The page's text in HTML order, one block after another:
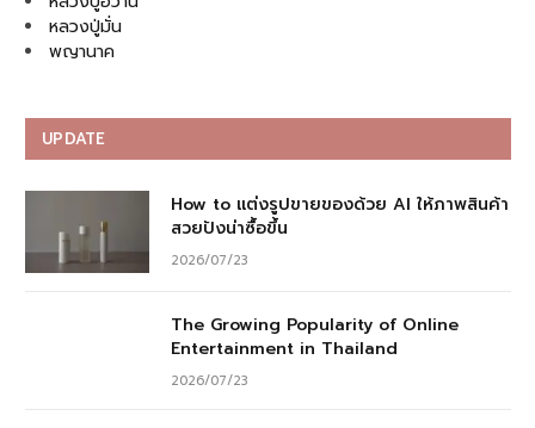
หลวงปู่มั่น
พญานาค
UPDATE
How to แต่งรูปขายของด้วย AI ให้ภาพสินค้า
สวยปังน่าซื้อขึ้น
2026/07/23
The Growing Popularity of Online
Entertainment in Thailand
2026/07/23